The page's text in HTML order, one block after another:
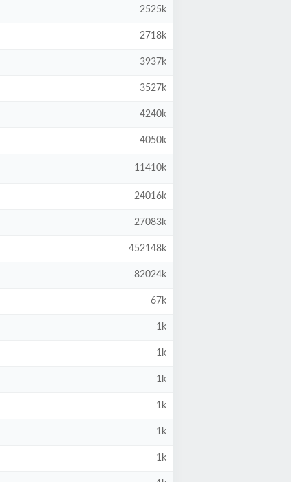
2525k
2718k
3937k
3527k
4240k
4050k
11410k
24016k
27083k
452148k
82024k
67k
1k
1k
1k
1k
1k
1k